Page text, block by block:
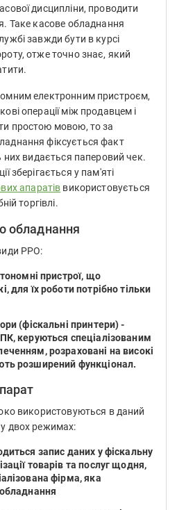
дисципліни, проводити
Таке касове обладнання
завжди бути в курсі
отже точно знає, який
електронним пристроєм,
операції між продавцем і
простою мовою, то за
фіксується факт
них видається паперовий чек.
зберігається у пам'яті
апаратів використовується
торгівлі.
обладнання
РРО:
пристрої, що
для їх роботи потрібно тільки
(фіскальні принтери) -
керуються спеціалізованим
розраховані на високі
розширений функціонал.
використовуються в даний
двох режимах:
запис даних у фіскальну
товарів та послуг щодня,
фірма, яка